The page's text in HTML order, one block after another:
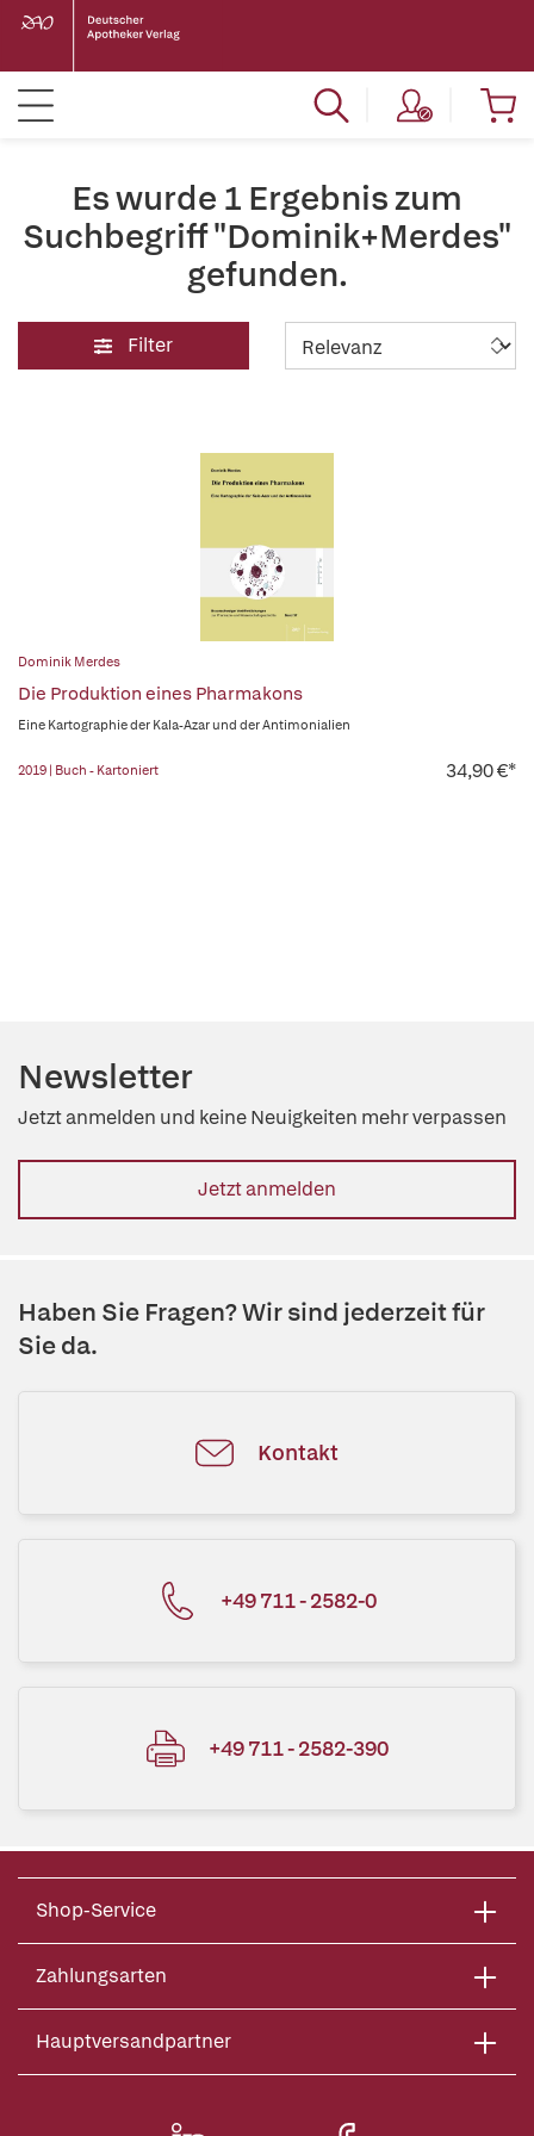
Es wurde 1 Ergebnis zum
Suchbegriff "Dominik+Merdes"
gefunden.
Filter
Dominik Merdes
Die Produktion eines Pharmakons
Eine Kartographie der Kala-Azar und der Antimonialien
2019 | Buch - Kartoniert 34,90 €*
Newsletter
Jetzt anmelden und keine Neuigkeiten mehr verpassen
Jetzt anmelden
Haben Sie Fragen? Wir sind jederzeit für
Sie da.
Kontakt
+49 711 - 2582-0
+49 711 - 2582-390
Shop-Service
Zahlungsarten
Hauptversandpartner